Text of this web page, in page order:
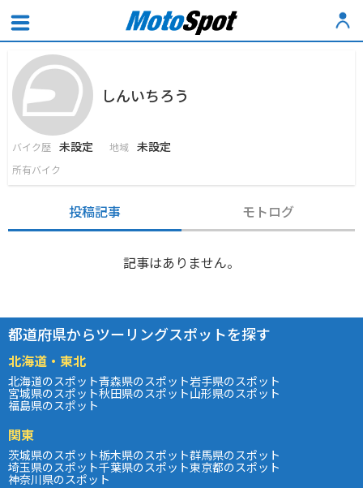
しんいちろう
バイク歴 未設定 地域 未設定
所有バイク
投稿記事 モトログ
記事はありません。
都道府県からツーリングスポットを探す
北海道・東北
北海道のスポット青森県のスポット岩手県のスポット
宮城県のスポット秋田県のスポット山形県のスポット
福島県のスポット
関東
茨城県のスポット栃木県のスポット群馬県のスポット
埼玉県のスポット千葉県のスポット東京都のスポット
神奈川県のスポット